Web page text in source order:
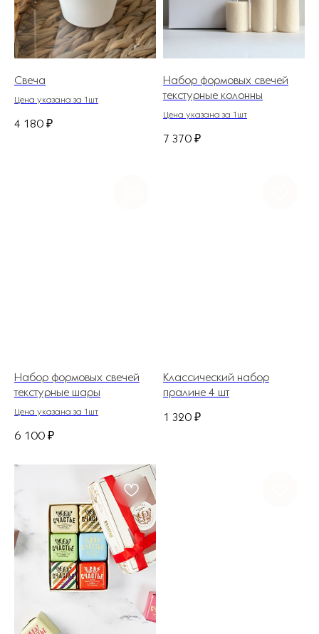
Свеча
Цена указана за 1шт
4 180 ₽
Набор формовых свечей
текстурные колонны
Цена указана за 1шт
7 370 ₽
Набор формовых свечей
текстурные шары
Цена указана за 1шт
6 100 ₽
Классический набор
пралине 4 шт
1 320 ₽